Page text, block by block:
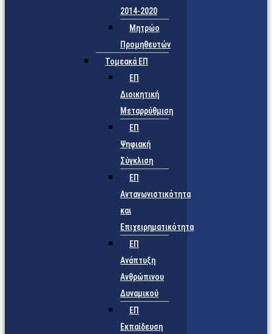
2014-2020
Μητρώο
Προμηθευτών
Τομεακά ΕΠ
ΕΠ
Διοικητική
Μεταρρύθμιση
ΕΠ
Ψηφιακή
Σύγκλιση
ΕΠ
Ανταγωνιστικότητα
και
Επιχειρηματικότητα
ΕΠ
Ανάπτυξη
Ανθρώπινου
Δυναμικού
ΕΠ
Εκπαίδευση